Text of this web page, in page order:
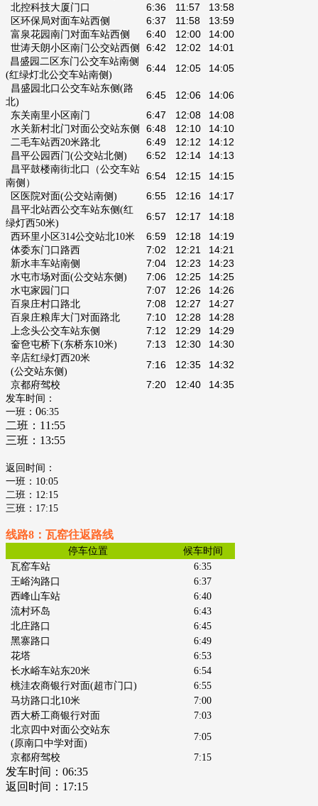
北控科技大厦门口 6:36 11:57 13:58
区环保局对面车站西侧 6:37 11:58 13:59
富泉花园南门对面车站西侧 6:40 12:00 14:00
世涛天朗小区南门公交站西侧 6:42 12:02 14:01
昌盛园二区东门公交车站南侧
(红绿灯北公交车站南侧)
6:44 12:05 14:05
昌盛园北口公交车站东侧 (路
北)
6:45 12:06 14:06
东关南里小区南门 6:47 12:08 14:08
水关新村北门对面公交站东侧 6:48 12:10 14:10
二毛车站西20米路北 6:49 12:12 14:12
昌平公园西门(公交站北侧) 6:52 12:14 14:13
昌平鼓楼南街北口（公交车站
南侧）
6:54 12:15 14:15
区医院对面(公交站南侧) 6:55 12:16 14:17
昌平北站西公交车站东侧 (红
绿灯西50米)
6:57 12:17 14:18
西环里小区314公交站北10米 6:59 12:18 14:19
体委东门口路西 7:02 12:21 14:21
新水丰车站南侧 7:04 12:23 14:23
水屯市场对面(公交站东侧) 7:06 12:25 14:25
水屯家园门口 7:07 12:26 14:26
百泉庄村口路北 7:08 12:27 14:27
百泉庄粮库大门对面路北 7:10 12:28 14:28
上念头公交车站东侧 7:12 12:29 14:29
奤夿屯桥下(东桥东10米) 7:13 12:30 14:30
辛店红绿灯西20米
(公交站东侧)
7:16 12:35 14:32
京都府驾校 7:20 12:40 14:35
发车时间：
一班： 06:35
二班： 11:55
三班： 13:55
返回时间：
一班：10:05
二班：12:15
三班：17:15
线路8：瓦窑往返路线
停车位置
候车时间
瓦窑车站
6:35
王峪沟路口
6:37
西峰山车站
6:40
流村环岛
6:43
北庄路口
6:45
黑寨路口
6:49
花塔
6:53
长水峪车站东20米
6:54
桃洼农商银行对面(超市门口)
6:55
马坊路口北10米
7:00
西大桥工商银行对面
7:03
北京四中对面公交站东
(原南口中学对面)
7:05
京都府驾校
7:15
发车时间： 06:35
返回时间：17:15